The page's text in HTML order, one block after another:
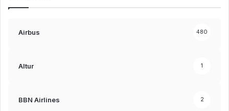
Airbus 480
Altur 1
BBN Airlines 2